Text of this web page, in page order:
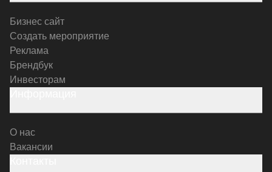
Бизнес сайт
Создать мероприятие
Реклама
Брендбук
Инвесторам
О нас
Вакансии